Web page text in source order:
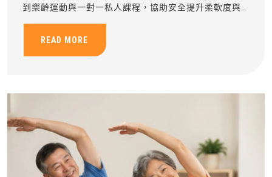
到樂齡運動與一對一私人課程，協助安全提升柔軟度與
READ MORE